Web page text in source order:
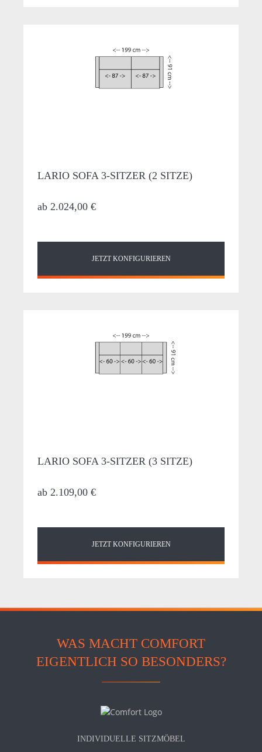
LARIO SOFA 3-SITZER (2 SITZE)
ab 2.024,00 €
JETZT KONFIGURIEREN
LARIO SOFA 3-SITZER (3 SITZE)
ab 2.109,00 €
JETZT KONFIGURIEREN
WAS MACHT COMFORT
EIGENTLICH SO BESONDERS?
INDIVIDUELLE SITZMÖBEL